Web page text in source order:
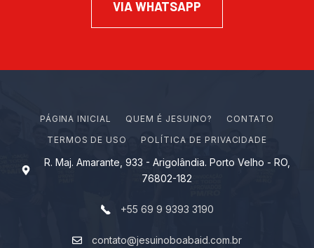
VIA WHATSAPP
PÁGINA INICIAL Q U EM É J ES U I N O?
CONTATO
TERMOS DE USO
POLÍTICA DE PRIVACIDADE
R. Maj. Amarante, 933 - Arigolândia. Porto Velho - RO,
76802-182
+55 69 9 9393 3190
contato@jesuinoboabaid.com.br